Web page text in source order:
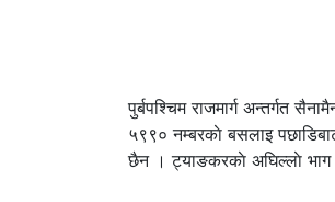
पुर्बपश्चिम राजमार्ग अन्तर्गत
५९९० नम्बरकाे बसलाइ
छैन । ट्याङकरकाे अघिल्लाे भाग